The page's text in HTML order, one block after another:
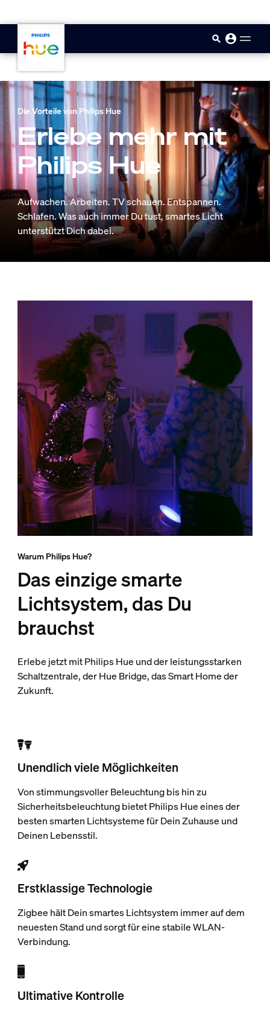
Die Vorteile von Philips Hue
Erlebe mehr mit
Philips Hue
Aufwachen. Arbeiten. TV schauen. Entspannen.
Schlafen. Was auch immer Du tust, smartes Licht
unterstützt Dich dabei.
Warum Philips Hue?
Das einzige smarte
Lichtsystem, das Du
brauchst
Erlebe jetzt mit Philips Hue und der leistungsstarken
Schaltzentrale, der Hue Bridge, das Smart Home der
Zukunft.
Unendlich viele Möglichkeiten
Von stimmungsvoller Beleuchtung bis hin zu
Sicherheitsbeleuchtung bietet Philips Hue eines der
besten smarten Lichtsysteme für Dein Zuhause und
Deinen Lebensstil.
Erstklassige Technologie
Zigbee hält Dein smartes Lichtsystem immer auf dem
neuesten Stand und sorgt für eine stabile WLAN-
Verbindung.
Ultimative Kontrolle